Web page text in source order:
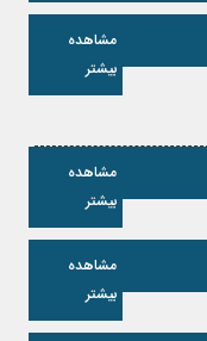
مشاهده
بیشتر
مشاهده
بیشتر
مشاهده
بیشتر